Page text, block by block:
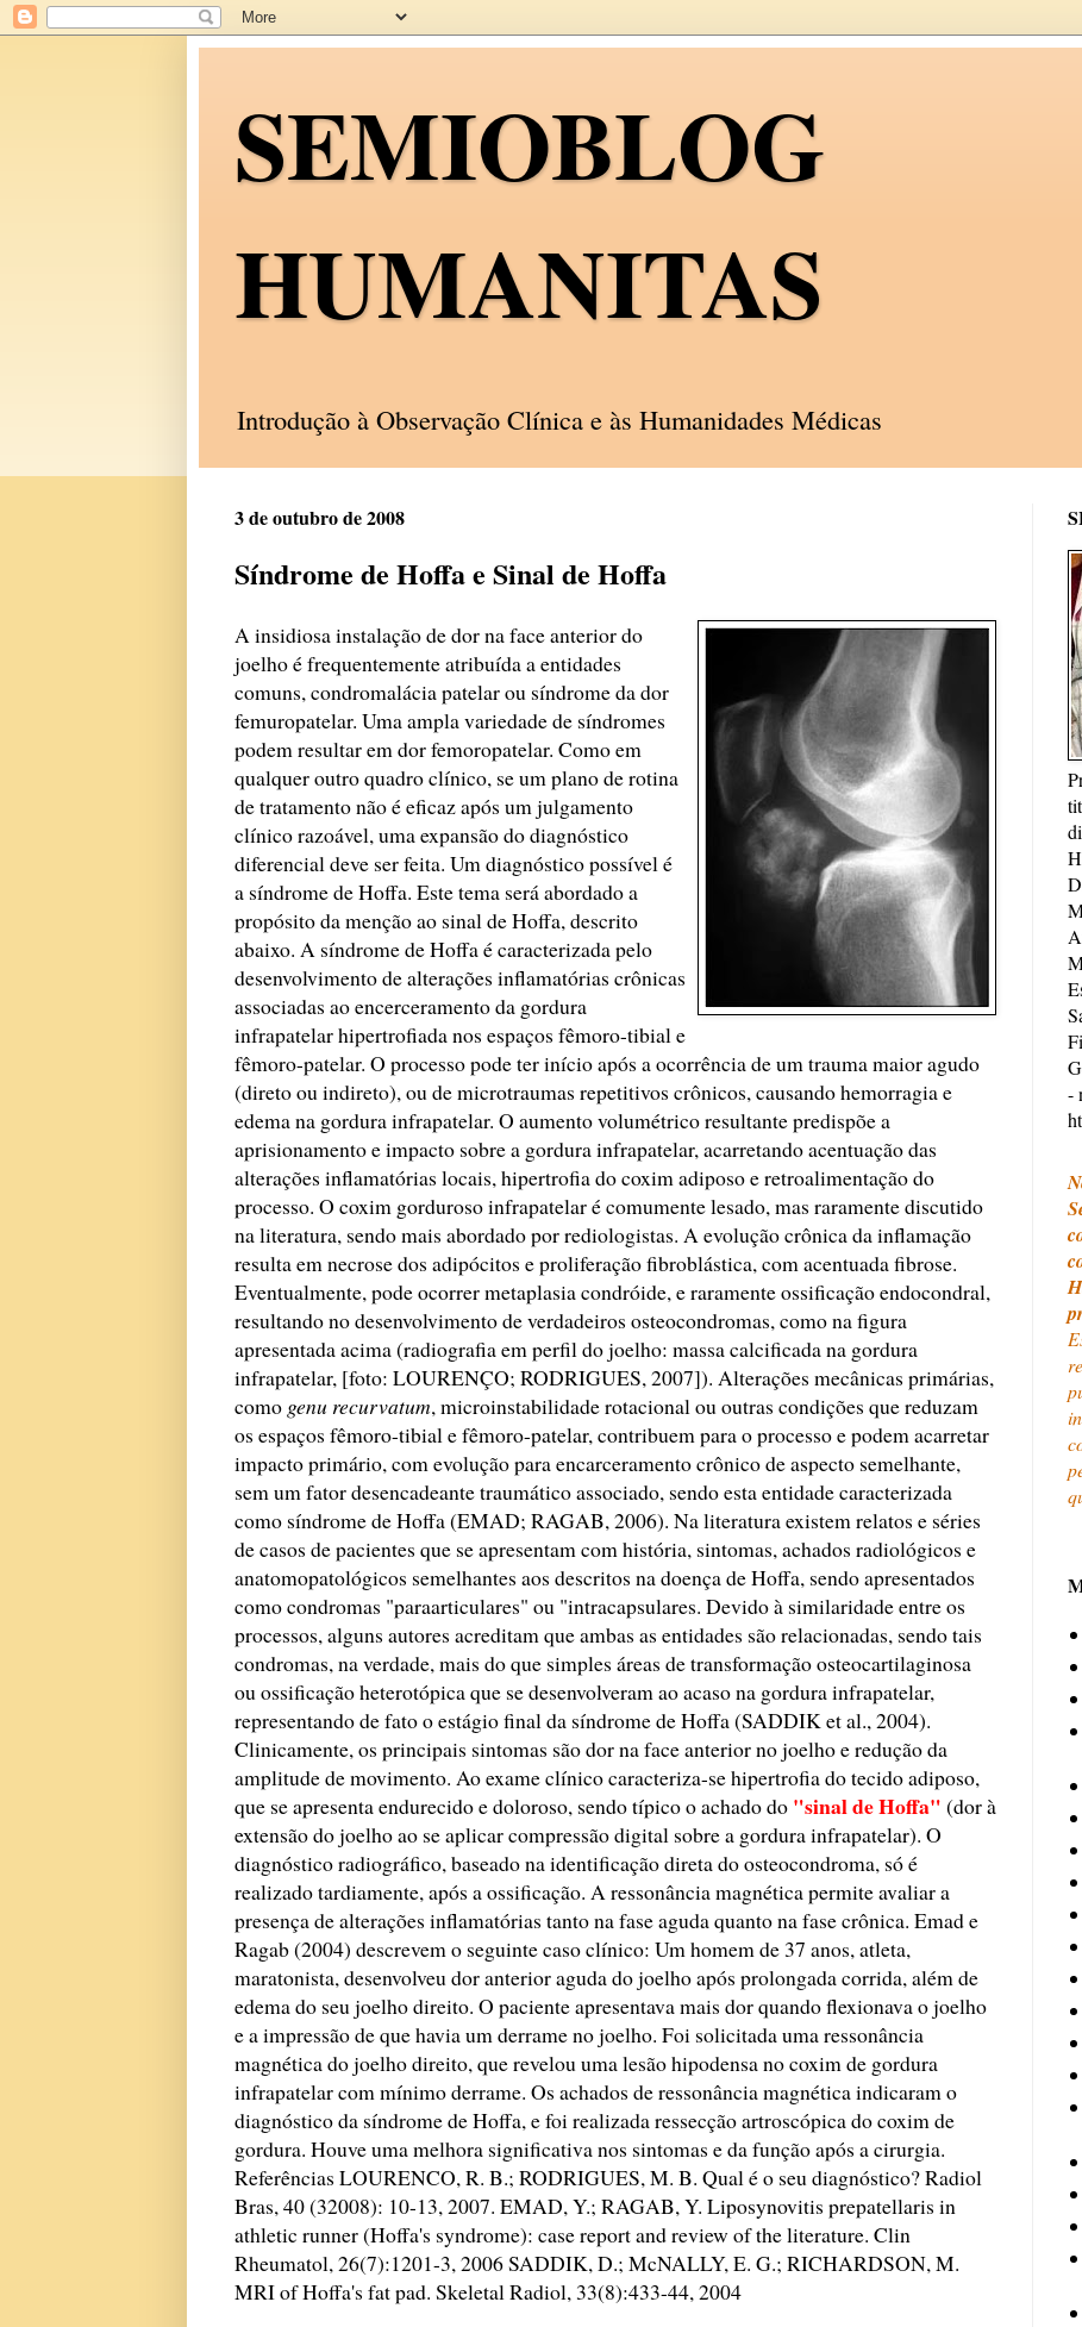
SEMIOBLOG
HUMANITAS
Introdução à Observação Clínica e às Humanidades Médicas
3 de outubro de 2008
Síndrome de Hoffa e Sinal de Hoffa
A insidiosa instalação de dor na face anterior do
joelhoé frequentemente atribuída a entidades
comuns, condromalácia patelar ou síndrome da dor
femuropatelar. Uma ampla variedade de síndromes
podem resultar em dor femoropatelar. Como em
qualquer outro quadro clínico, se um plano de rotina
de tratamento não é eficaz após um julgamento
clínico razoável, uma expansão do diagnóstico
diferencial deve ser feita. Um diagnóstico possível é
a síndrome de Hoffa. Este tema será abordado a
propósito da menção ao sinal de Hoffa, descrito
abaixo. A síndrome de Hoffa é caracterizada pelo
desenvolvimento de alterações inflamatórias crônicas
associadas ao encerceramento da gordura
infrapatelar hipertrofiada nos espaços fêmoro-tibial e
fêmoro-patelar. O processo pode ter início após a ocorrência de um trauma maior agudo
(direto ou indireto), ou de microtraumas repetitivos crônicos, causando hemorragia e
edema na gordura infrapatelar. O aumento volumétrico resultante predispõe a
aprisionamento e impacto sobre a gordura infrapatelar, acarretando acentuação das
alterações inflamatórias locais, hipertrofia do coxim adiposo e retroalimentação do
processo. O coxim gorduroso infrapatelar é comumente lesado, mas raramente discutido
na literatura, sendo mais abordado por rediologistas. A evolução crônica da inflamação
resulta em necrose dos adipócitos e proliferação fibroblástica, com acentuada fibrose.
Eventualmente, pode ocorrer metaplasia condróide, e raramente ossificação endocondral,
resultando no desenvolvimento de verdadeiros osteocondromas, como na figura
apresentada acima (radiografia em perfil do joelho: massa calcificada na gordura
infrapatelar, [foto: LOURENÇO; RODRIGUES, 2007]). Alterações mecânicas primárias,
como genu recurvatum, microinstabilidade rotacional ou outras condições que reduzam
os espaços fêmoro-tibial e fêmoro-patelar, contribuem para o processo e podem acarretar
impacto primário, com evolução para encarceramento crônico de aspecto semelhante,
sem um fator desencadeante traumático associado, sendo esta entidade caracterizada
como síndrome de Hoffa (EMAD; RAGAB, 2006). Na literatura existem relatos e séries
de casos de pacientes que se apresentam com história, sintomas, achados radiológicos e
anatomopatológicos semelhantes aos descritos na doença de Hoffa, sendo apresentados
como condromas "paraarticulares" ou "intracapsulares. Devido à similaridade entre os
processos, alguns autores acreditam que ambas as entidades são relacionadas, sendo tais
condromas, na verdade, mais do que simples áreas de transformação osteocartilaginosa
ou ossificação heterotópica que se desenvolveram ao acaso na gordura infrapatelar,
representando de fato o estágio final da síndrome de Hoffa (SADDIK et al., 2004).
Clinicamente, os principais sintomas são dor na face anterior no joelho e redução da
amplitude de movimento. Ao exame clínico caracteriza-se hipertrofia do tecido adiposo,
que se apresenta endurecido e doloroso, sendo típico o achado do "sinal de Hoffa" (dor à
extensão do joelho ao se aplicar compressão digital sobre a gordura infrapatelar). O
diagnóstico radiográfico, baseado na identificação direta do osteocondroma, só é
realizado tardiamente, após a ossificação. A ressonância magnética permite avaliar a
presença de alterações inflamatórias tanto na fase aguda quanto na fase crônica. Emad e
Ragab (2004) descrevem o seguinte caso clínico: Um homem de 37 anos, atleta,
maratonista, desenvolveu dor anterior aguda do joelho após prolongada corrida, além de
edema do seu joelho direito. O paciente apresentava mais dor quando flexionava o joelho
e a impressão de que havia um derrame no joelho. Foi solicitada uma ressonância
magnética do joelho direito, que revelou uma lesão hipodensa no coxim de gordura
infrapatelar com mínimo derrame. Os achados de ressonância magnética indicaram o
diagnóstico da síndrome de Hoffa, e foi realizada ressecção artroscópica do coxim de
gordura. Houve uma melhora significativa nos sintomas e da função após a cirurgia.
Referências LOURENCO, R. B.; RODRIGUES, M. B. Qual é o seu diagnóstico? Radiol
Bras, 40 (32008): 10-13, 2007. EMAD, Y.; RAGAB, Y. Liposynovitis prepatellaris in
athletic runner (Hoffa's syndrome): case report and review of the literature. Clin
Rheumatol, 26(7):1201-3, 2006 SADDIK, D.; McNALLY, E. G.; RICHARDSON, M.
MRI of Hoffa's fat pad. Skeletal Radiol, 33(8):433-44, 2004
-